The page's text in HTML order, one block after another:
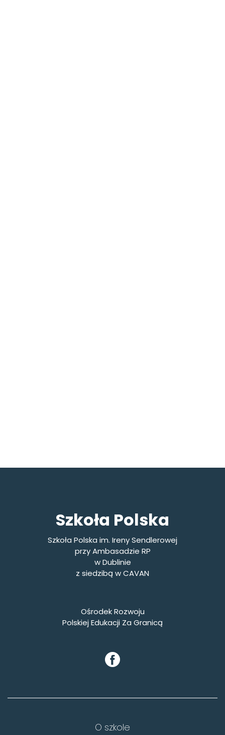
Szkoła Polska
Szkoła Polska im. Ireny Sendlerowej
przy Ambasadzie RP
w Dublinie
z siedzibą w CAVAN
Ośrodek Rozwoju
Polskiej Edukacji Za Granicą
O szkole